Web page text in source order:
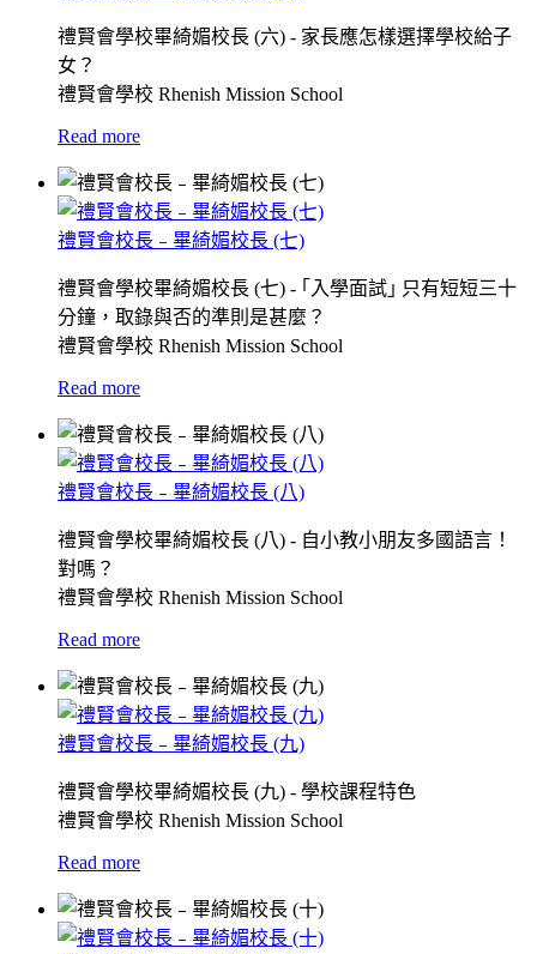
禮賢會學校畢綺媚校長 (六) - 家長應怎樣選擇學校給子
女？
禮賢會學校 Rhenish Mission School
Read more
禮賢會校長﹣畢綺媚校長 (七)
禮賢會學校畢綺媚校長 (七) - ｢入學面試｣ 只有短短三十
分鐘，取錄與否的準則是甚麼？
禮賢會學校 Rhenish Mission School
Read more
禮賢會校長﹣畢綺媚校長 (八)
禮賢會學校畢綺媚校長 (八) - 自小教小朋友多國語言！
對嗎？
禮賢會學校 Rhenish Mission School
Read more
禮賢會校長﹣畢綺媚校長 (九)
禮賢會學校畢綺媚校長 (九) - 學校課程特色
禮賢會學校 Rhenish Mission School
Read more